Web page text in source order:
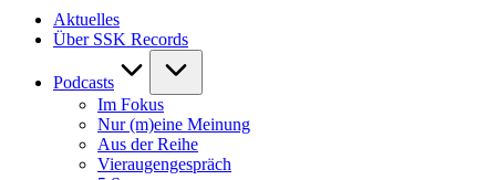
Aktuelles
Über SSK Records
Podcasts
Im Fokus
Nur (m)eine Meinung
Aus der Reihe
Vieraugengespräch